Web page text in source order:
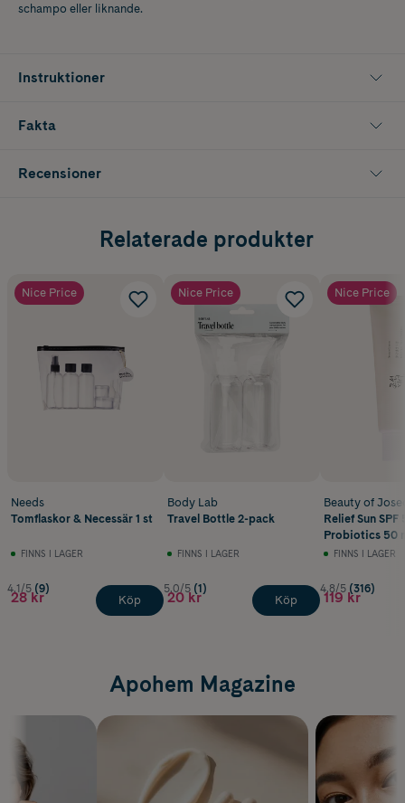
schampo eller liknande.
Instruktioner
Fakta
Recensioner
Relaterade produkter
Nice Price
Needs
Tomflaskor & Necessär 1 st
FINNS I LAGER
4.1/5 (9)
28 kr Köp
Nice Price
Body Lab
Travel Bottle 2-pack
FINNS I LAGER
5.0/5 (1)
20 kr Köp
Nice Price
Beauty of
Relief Sun SPF
Probiotics 50
FINNS I LAGER
4.8/5 (316)
119 kr
Apohem Magazine